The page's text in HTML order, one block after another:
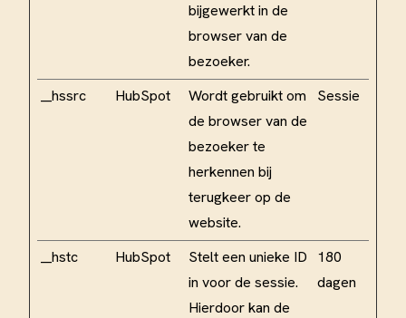
bijgewerkt in de
browser van de
bezoeker.
__hssrc HubSpot
Wordt gebruikt om
de browser van de
bezoeker te
herkennen bij
terugkeer op de
website.
Sessie
__hstc HubSpot
Stelt een unieke ID
in voor de sessie.
Hierdoor kan de
180
dagen